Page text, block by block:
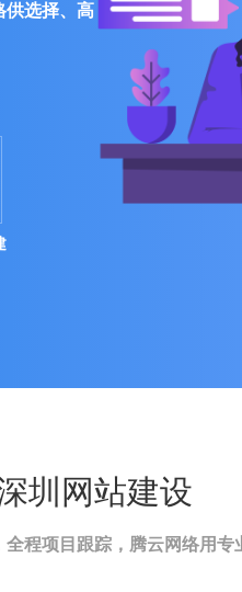
供选择、高
圳网站建设
程项目跟踪，腾云网络用专